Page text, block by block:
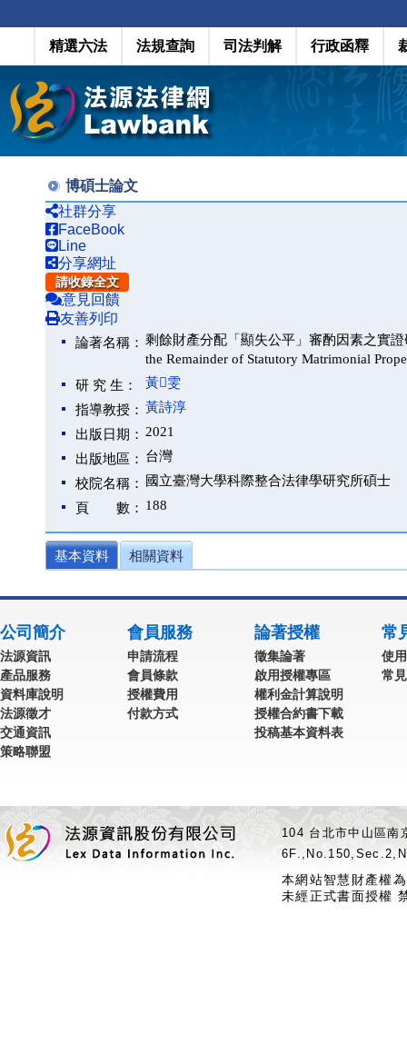
精選六法 法規查詢 司法判解 行政函釋
博碩士論文
社群分享
FaceBook
Line
分享網址
請收錄全文
意見回饋
友善列印
論著名稱： 剩餘財產分配「顯失公平」審酌因素之實
the Remainder of Statutory Matrimonial
研 究 生：
黃雯
指導教授： 黃詩淳
出版日期： 2021
出版地區： 台灣
校院名稱：
國立臺灣大學科際整合法律學研究所碩士
頁 數： 188
基本資料 相關資料
公司簡介
法源資訊
產品服務
資料庫說明
法源徵才
交通資訊
策略聯盟
會員服務
申請流程
會員條款
授權費用
付款方式
論著授權
徵集論著
啟用授權專區
權利金計算說明
授權合約書下載
投稿基本資料表
常
使
常
104 台北市中山區
本網站智慧財產權
未經正式書面授權